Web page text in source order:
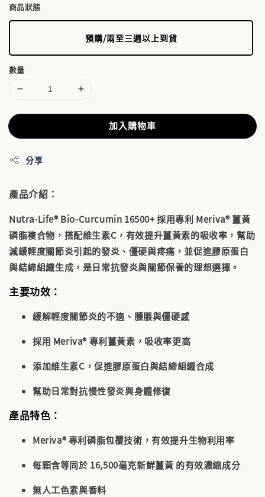
商品狀態
預購/兩至三週以上到貨
數量
加入購物車
分享
產品介紹：
Nutra-Life® Bio-Curcumin 16500+ 採用專利 Meriva® 薑黃
磷脂複合物 ，搭配維生素C，有效提升薑黃素的吸收率，幫助
減緩輕度關節炎引起的發炎、僵硬與疼痛，並促進膠原蛋白
與結締組織生成，是日常抗發炎與關節保養的理想選擇。
主要功效：
緩解輕度關節炎的不適、腫脹與僵硬感
採用 Meriva® 專利薑黃素， 吸收率更高
添加維生素C，促進膠原蛋白與結締組織合成
幫助日常對抗慢性發炎與身體修復
產品特色：
Meriva® 專利磷脂包覆技術 ，有效提升生物利用率
每顆含等同於16,500毫克新鮮薑黃 的有效濃縮成分
無人工色素與香料